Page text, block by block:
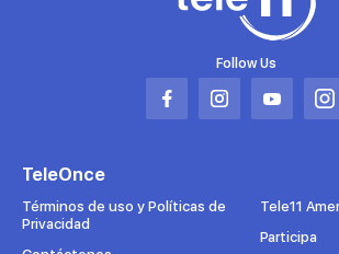
Follow Us
Abrir
pestaña
Abrir
pestaña
Abrir
pestaña
TeleOnce
Términos de uso y Políticas de
Privacidad
Tele11
Participa